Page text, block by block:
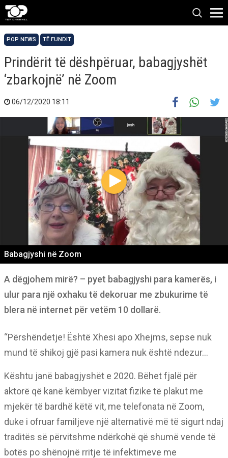
POP NEWS TË FUNDIT
Prindërit të dëshpëruar, babagjyshët
‘zbarkojnë’ në Zoom
06/12/2020 18:11
Babagjyshi në Zoom
A dëgjohem mirë? – pyet babagjyshi para kamerës, i
ulur para një oxhaku të dekoruar me zbukurime të
blera në internet për vetëm 10 dollarë.
“Përshëndetje! Është Xhesi apo Xhejms, sepse nuk
mund të shikoj gjë pasi kamera nuk është ndezur…
Kështu janë babagjyshët e 2020. Bëhet fjalë për
aktorë që kanë këmbyer vizitat fizike të plakut me
mjekër të bardhë këtë vit, me telefonata në Zoom,
duke i ofruar familjeve një alternativë më të sigurt ndaj
traditës së përvitshme ndërkohë që shumë vende të
botës po shënojnë rritje të infektimeve me